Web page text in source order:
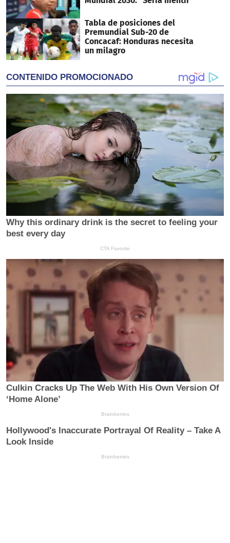
Tabla de posiciones del
Premundial Sub-20 de
Concacaf: Honduras necesita
un milagro